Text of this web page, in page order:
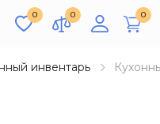
0 0 0
инвентарь